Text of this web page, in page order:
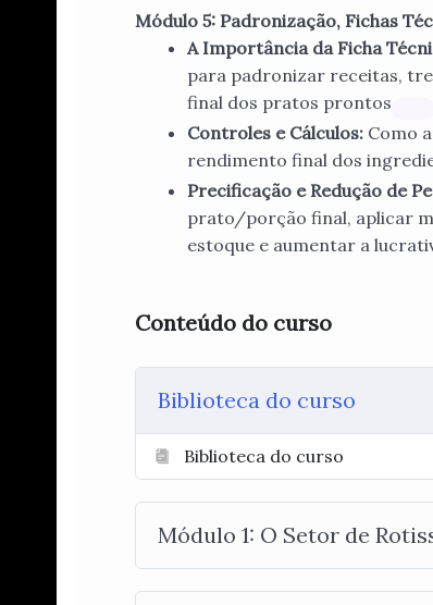
Módulo 5: Padronização, Fichas
A Importância da Ficha
para padronizar receitas,
final dos pratos prontos
Controles e Cálculos: Como
rendimento final dos
Precificação e Redução de
prato/porção final, aplicar
estoque e aumentar a
Conteúdo do curso
Biblioteca do curso
Biblioteca do curso
Módulo 1: O Setor de